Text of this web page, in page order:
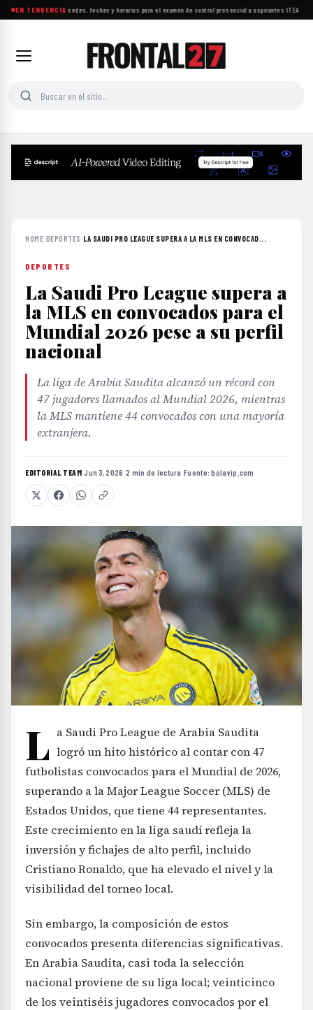
EN TENDENCIA
UNAM da a conocer sedes, fechas y horarios para el examen de control presencial a aspirantes·ITEA
HOME›DEPORTES ›LA SAUDI PRO LEAGUE SUPERA A LA MLS EN CONVOCAD...
DEPORTES
La Saudi Pro League supera a
la MLS en convocados para el
Mundial 2026 pese a su perfil
nacional
La liga de Arabia Saudita alcanzó un récord con
47 jugadores llamados al Mundial 2026, mientras
la MLS mantiene 44 convocados con una mayoría
extranjera.
EDITORIAL TEAM·Jun 3, 2026 ·2 min de lectura ·Fuente:bolavip.com
L a Saudi Pro League de Arabia Saudita
logró un hito histórico al contar con 47
futbolistas convocados para el Mundial de 2026,
superando a la Major League Soccer (MLS) de
Estados Unidos, que tiene 44 representantes.
Este crecimiento en la liga saudí refleja la
inversión y fichajes de alto perfil, incluido
Cristiano Ronaldo, que ha elevado el nivel y la
visibilidad del torneo local.
Sin embargo, la composición de estos
convocados presenta diferencias significativas.
En Arabia Saudita, casi toda la selección
nacional proviene de su liga local; veinticinco
de los veintiséis jugadores convocados por el